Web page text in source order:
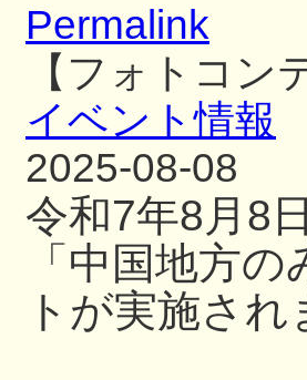
Permalink
【フォトコン
イベント情報
2025-08-08
令和7年8月8
「中国地方
トが実施され